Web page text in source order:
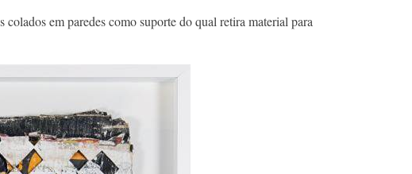
em paredes como suporte do qual retira material para